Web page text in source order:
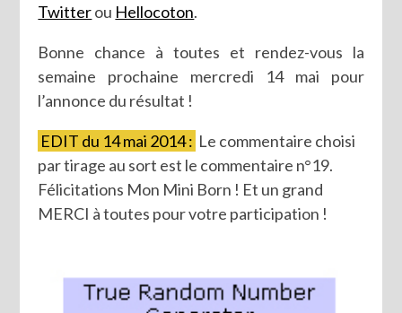
Twitterou Hellocoton.
Bonne chance à toutes et rendez-vous la
semaine prochaine mercredi 14 mai pour
l’annonce du résultat !
EDIT du 14 mai 2014 : Le commentaire choisi
par tirage au sort est le commentaire n°19.
Félicitations Mon Mini Born ! Et un grand
MERCI à toutes pour votre participation !